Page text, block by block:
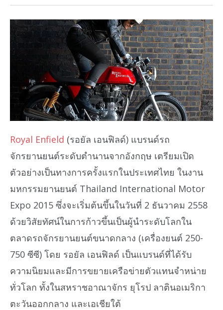
Royal Enfield (รอยัล เอนฟิลด์) แบรนด์รถ
จักรยานยนต์ระดับตำนานจากอังกฤษ เตรียมเปิด
ตัวอย่างเป็นทางการครั้งแรกในประเทศไทย ในงาน
มหกรรมยานยนต์ Thailand International Motor
Expo 2015 ซึ่งจะเริ่มต้นขึ้นในวันที่ 2 ธันวาคม 2558
ด้วยวิสัยทัศน์ในการก้าวขึ้นเป็นผู้นำระดับโลกใน
ตลาดรถจักรยานยนต์ขนาดกลาง (เครื่องยนต์ 250-
750 ซีซี) โดย รอยัล เอนฟิลด์ เป็นแบรนด์ที่ได้รับ
ความนิยมและมีการขยายเครือข่ายตัวแทนจำหน่าย
ทั่วโลก ทั้งในสหราชอาณาจักร ยุโรป ลาตินอเมริกา
ตะวันออกกลาง และเอเชียใต้